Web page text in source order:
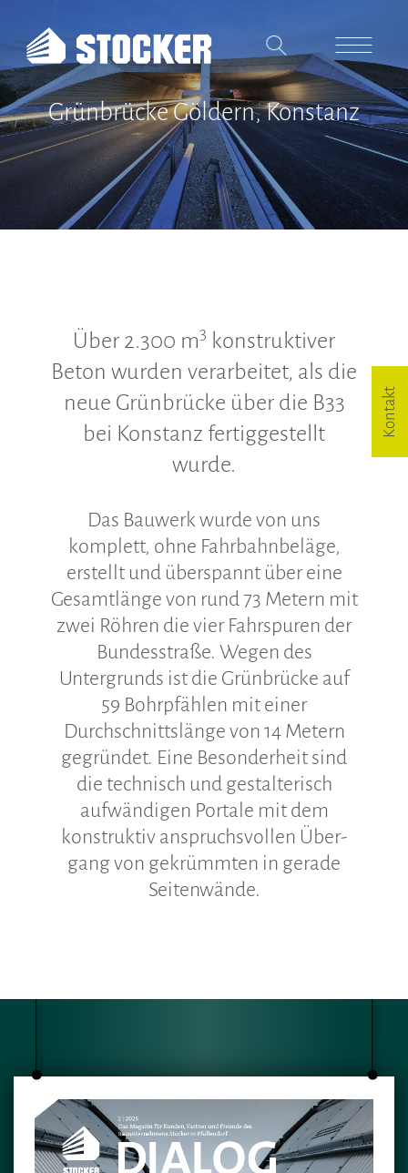
Unternehmen
Referenzen
Stocker-Dialog
Ingenieurbau
Schlüsselfertiges Bauen
Altbausanierung
Offene Stellen
Ausbildung
Kontakt
Anfahrt
Impressum
Datenschutz
Hinweisgeberschutzgesetz
Grünbrücke Göldern, Konstanz
Über 2.300 m3 konstruktiver
Beton wurden verarbeitet, als die
neue Grünbrücke über die B33
bei Konstanz fertiggestellt
wurde.
Das Bauwerk wurde von uns
komplett, ohne Fahrbahnbeläge,
erstellt und überspannt über eine
Gesamtlänge von rund 73 Metern mit
zwei Röhren die vier Fahrspuren der
Bundesstraße. Wegen des
Untergrunds ist die Grünbrücke auf
59 Bohrpfählen mit einer
Durchschnittslänge von 14 Metern
gegründet. Eine Besonderheit sind
die technisch und gestalterisch
aufwändigen Portale mit dem
konstruktiv an­spruchsvollen Über­
gang von gekrümmten in gerade
Seitenwände.
Kontakt